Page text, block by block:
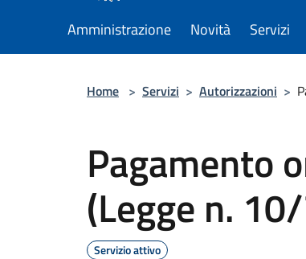
Amministrazione Novità Servizi
Home > Servizi > Autorizzazioni >
Pagamento
(Legge n.
Servizio attivo